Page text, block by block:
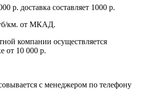
р. доставка составляет 1000 р.
км. от МКАД.
компании осуществляется
от 10 000 р.
с менеджером по телефону